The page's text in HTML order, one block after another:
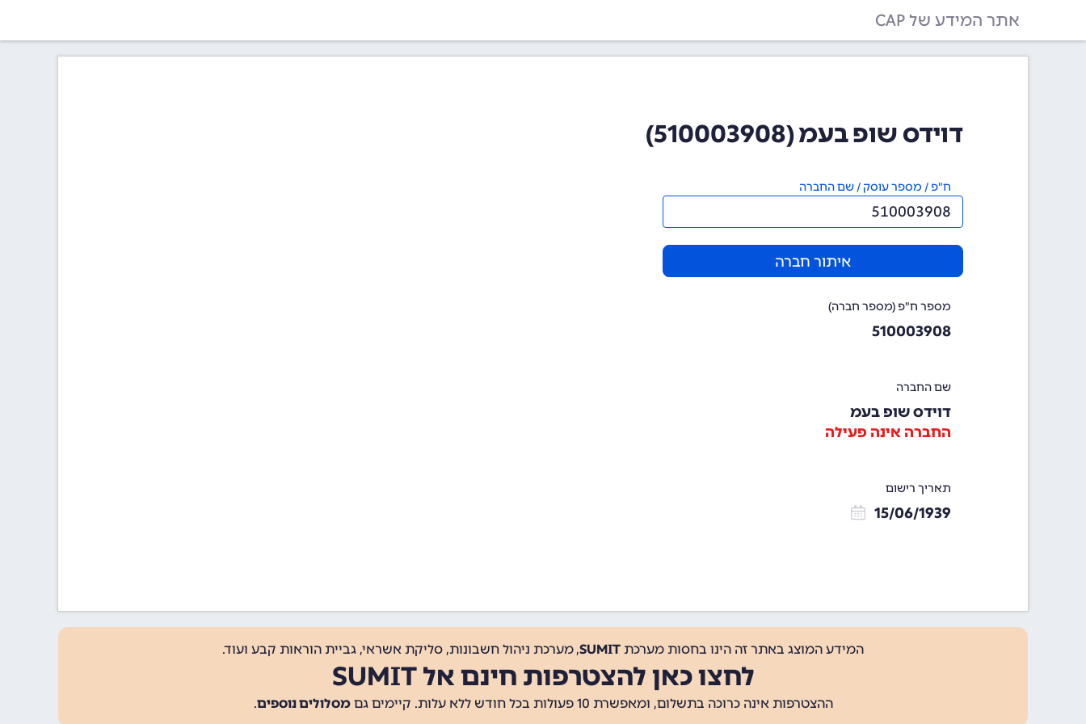
אתר המידע של CAP
דוידס שופ בעמ (510003908)
ח"פ / מספר עוסק / שם החברה
איתור חברה
מספר ח"פ (מספר חברה)
510003908
שם החברה
דוידס שופ בעמ
החברה אינה פעילה
תאריך רישום
15/06/1939
המידע המוצג באתר זה הינו בחסות מערכת SUMIT, מערכת ניהול חשבונות, סליקת אשראי, גביית הוראות קבע ועוד.
לחצו כאן להצטרפות חינם אל SUMIT
ההצטרפות אינה כרוכה בתשלום, ומאפשרת 10 פעולות בכל חודש ללא עלות. קיימים גם מסלולים נוספים.